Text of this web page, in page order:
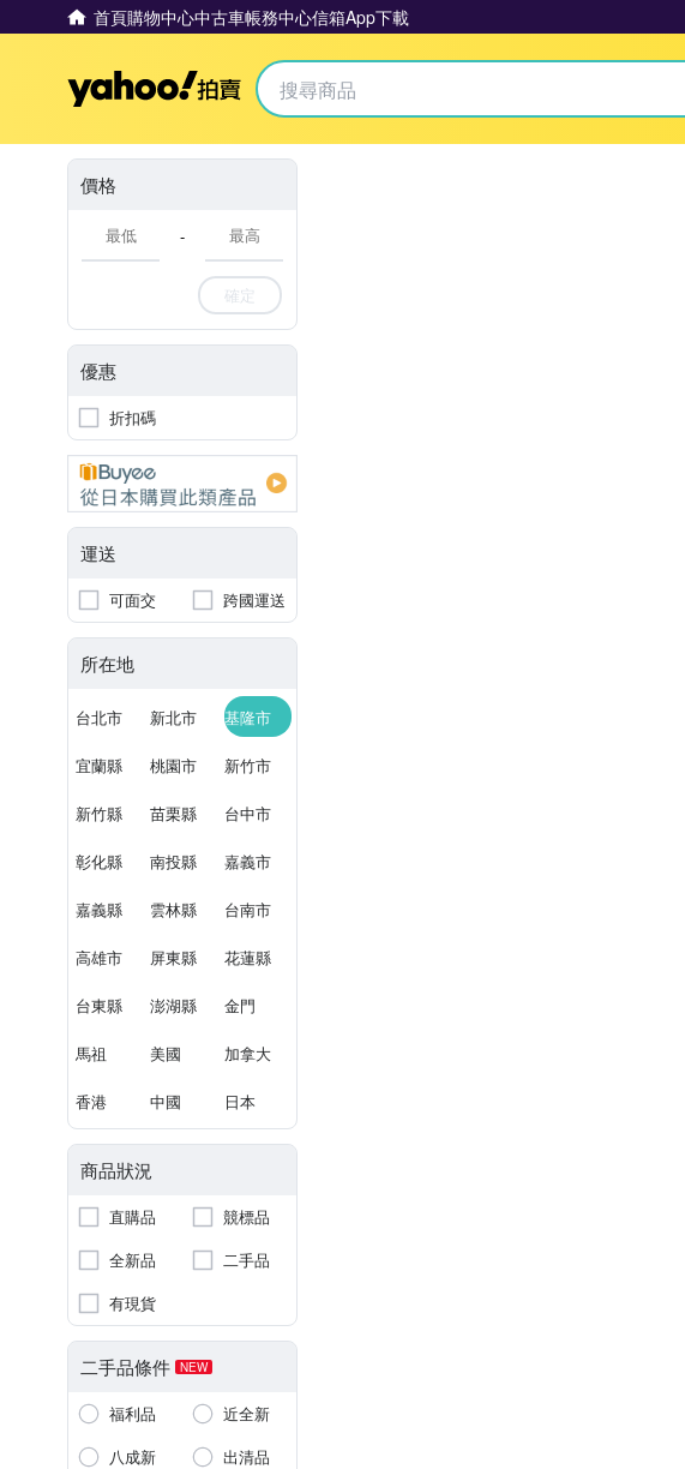
首頁購物中心中古車帳務中心信箱App下載
Yahoo拍賣
價格
-
確定
優惠
折扣碼
運送
可面交 跨國運送
所在地
台北市 新北市 基隆市
宜蘭縣 桃園市 新竹市
新竹縣 苗栗縣 台中市
彰化縣 南投縣 嘉義市
嘉義縣 雲林縣 台南市
高雄市 屏東縣 花蓮縣
台東縣 澎湖縣 金門
馬祖 美國 加拿大
香港 中國 日本
商品狀況
直購品
競標品
全新品
二手品
有現貨
二手品條件 NEW
福利品
近全新
八成新
出清品